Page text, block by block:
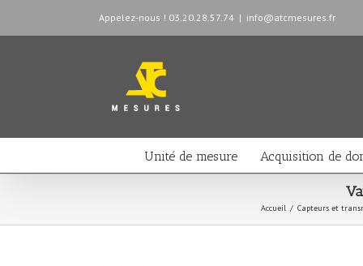
Appelez-nous ! 03.20.28.57.74 | info@atcmesures.fr
Unité de mesure Acquisition de
Accueil / Capteurs et